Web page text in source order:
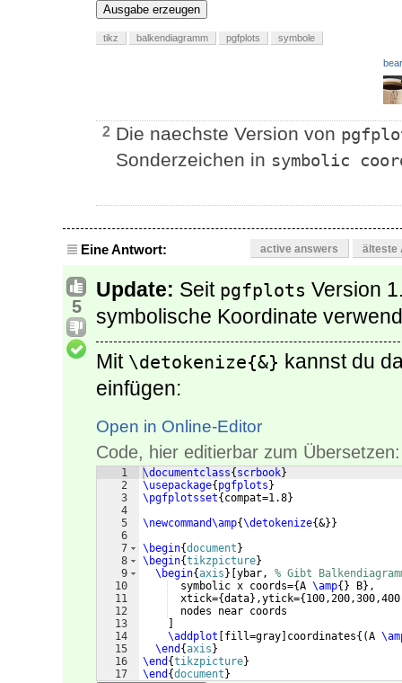
Ausgabe erzeugen
tikz balkendiagramm pgfplots symbole
2 Die naechste Version von
Sonderzeichen in symbolic
Eine Antwort: active answers älteste
5
Update: Seit pgfplots Version
symbolische Koordinate
Mit \detokenize{&} kannst du
einfügen:
Open in Online-Editor
Code, hier editierbar zum Übersetzen:
1
2
3
4
5
6
7
8
9
10
11
12
13
14
15
16
17
\documentclass{scrbook}
\usepackage{pgfplots}
\pgfplotsset{compat=1.8}
\newcommand\amp{\detokenize{&}}
\begin{document}
\begin{tikzpicture}
\begin{axis} [ybar, % Gibt
  symbolic x coords=
{A \amp{} B} ,
  xtick=
{data} ,ytick={
  nodes near coords
]
\addplot [fill=gray] coordinates{(A
\end {axis}
\end {tikzpicture}
\end {document}